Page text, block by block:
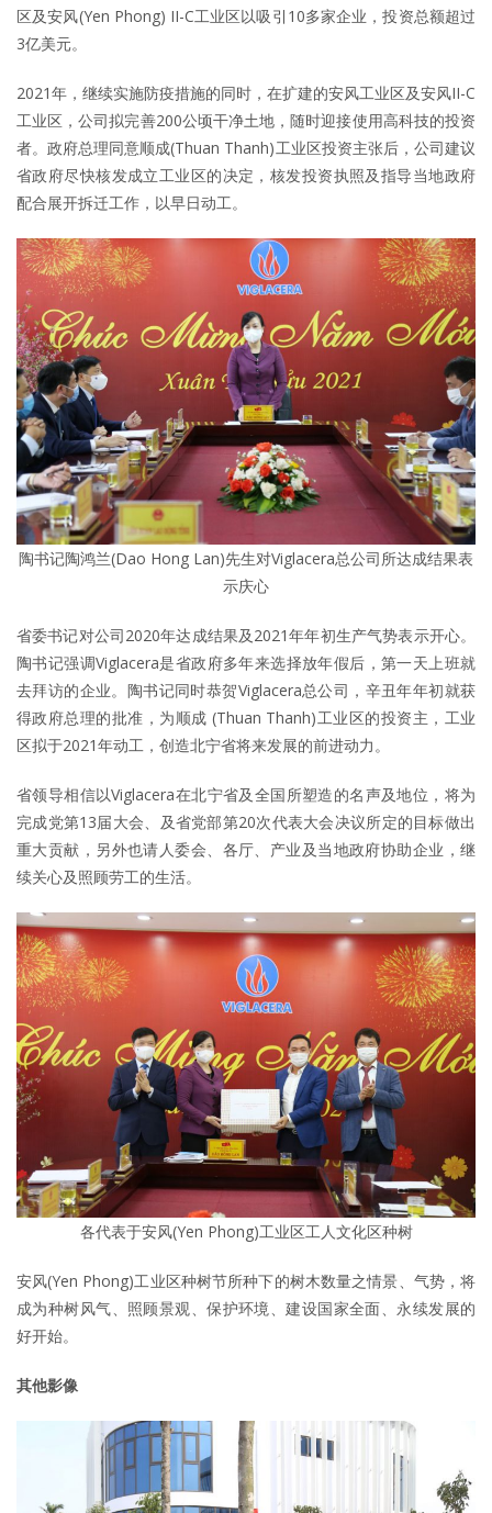
区及安风(Yen Phong) II-C工业区以吸引10多家企业，投资总额超过
3亿美元。
2021年，继续实施防疫措施的同时，在扩建的安风工业区及安风II-C
工业区，公司拟完善200公顷干净土地，随时迎接使用高科技的投资
者。政府总理同意顺成(Thuan Thanh)工业区投资主张后，公司建议
省政府尽快核发成立工业区的决定，核发投资执照及指导当地政府
配合展开拆迁工作，以早日动工。
陶书记陶鸿兰(Dao Hong Lan)先生对Viglacera总公司所达成结果表
示庆心
省委书记对公司2020年达成结果及2021年年初生产气势表示开心。
陶书记强调Viglacera是省政府多年来选择放年假后，第一天上班就
去拜访的企业。陶书记同时恭贺Viglacera总公司，辛丑年年初就获
得政府总理的批准，为顺成 (Thuan Thanh)工业区的投资主，工业
区拟于2021年动工，创造北宁省将来发展的前进动力。
省领导相信以Viglacera在北宁省及全国所塑造的名声及地位，将为
完成党第13届大会、及省党部第20次代表大会决议所定的目标做出
重大贡献，另外也请人委会、各厅、产业及当地政府协助企业，继
续关心及照顾劳工的生活。
各代表于安风(Yen Phong)工业区工人文化区种树
安风(Yen Phong)工业区种树节所种下的树木数量之情景、气势，将
成为种树风气、照顾景观、保护环境、建设国家全面、永续发展的
好开始。
其他影像